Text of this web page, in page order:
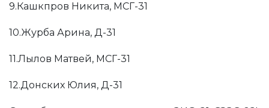
9.Кашкпров Никита, МСГ-31
10.Журба Арина, Д-31
11.Лылов Матвей, МСГ-31
12.Донских Юлия, Д-31